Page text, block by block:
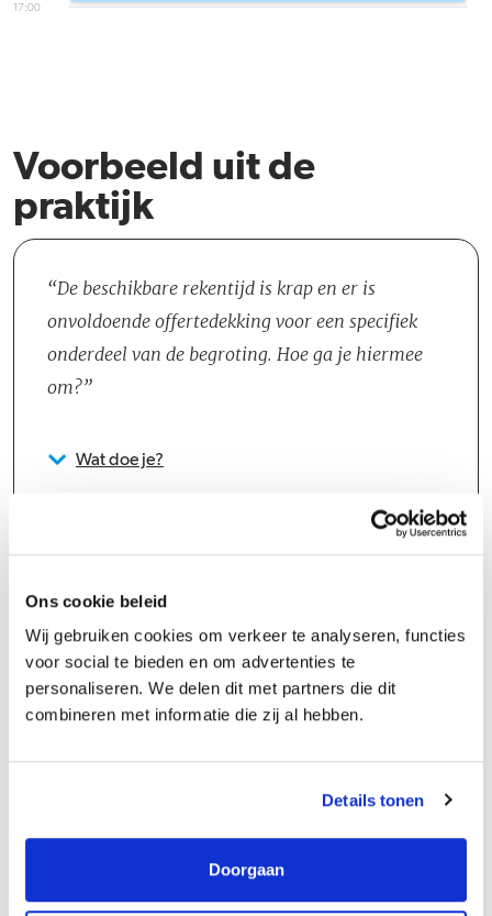
Ons cookie beleid
Wij gebruiken cookies om verkeer te analyseren, functies
voor social te bieden en om advertenties te
personaliseren. We delen dit met partners die dit
combineren met informatie die zij al hebben.
Details tonen
Doorgaan
17:00
Voorbeeld uit de
praktijk
De beschikbare rekentijd is krap en er is
onvoldoende offertedekking voor een specifiek
onderdeel van de begroting. Hoe ga je hiermee
om?
Wat doe je?
Groeipad
Er zijn uitgebreide mogelijkheden voor medewerkers die binnen
een groeipad uit. Je kan bij Slokker Bouwgroep starten als
'aankomend' en eindigen als 'senior' of een stap maken in een